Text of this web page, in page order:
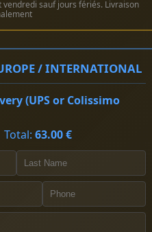
sauf jours fériés. Livraison
/ INTERNATIONAL
(UPS or Colissimo
63.00 €